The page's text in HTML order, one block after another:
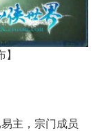
主，宗门成员